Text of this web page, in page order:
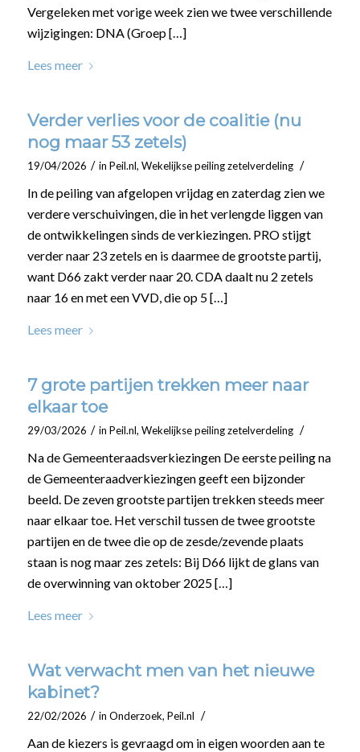
Vergeleken met vorige week zien we twee verschillende
wijzigingen: DNA (Groep […]
Lees meer
Verder verlies voor de coalitie (nu
nog maar 53 zetels)
19/04/2026 / in Peil.nl, Wekelijkse peiling zetelverdeling /
In de peiling van afgelopen vrijdag en zaterdag zien we
verdere verschuivingen, die in het verlengde liggen van
de ontwikkelingen sinds de verkiezingen. PRO stijgt
verder naar 23 zetels en is daarmee de grootste partij,
want D66 zakt verder naar 20. CDA daalt nu 2 zetels
naar 16 en met een VVD, die op 5 […]
Lees meer
7 grote partijen trekken meer naar
elkaar toe
29/03/2026 / in Peil.nl, Wekelijkse peiling zetelverdeling /
Na de Gemeenteraadsverkiezingen De eerste peiling na
de Gemeenteraadverkiezingen geeft een bijzonder
beeld. De zeven grootste partijen trekken steeds meer
naar elkaar toe. Het verschil tussen de twee grootste
partijen en de twee die op de zesde/zevende plaats
staan is nog maar zes zetels: Bij D66 lijkt de glans van
de overwinning van oktober 2025 […]
Lees meer
Wat verwacht men van het nieuwe
kabinet?
22/02/2026 / in Onderzoek, Peil.nl /
Aan de kiezers is gevraagd om in eigen woorden aan te